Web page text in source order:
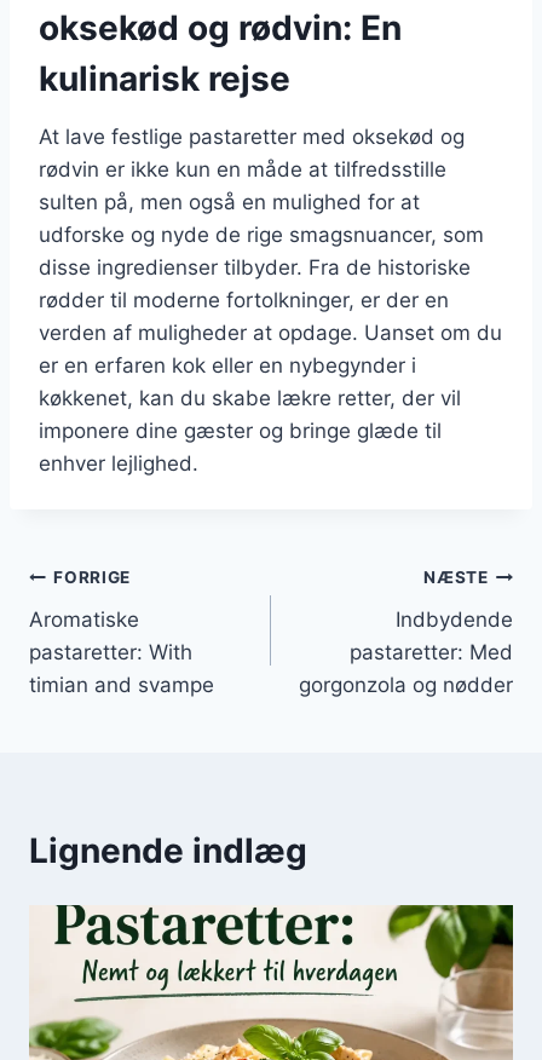
oksekød og rødvin: En
kulinarisk rejse
At lave festlige pastaretter med oksekød og
rødvin er ikke kun en måde at tilfredsstille
sulten på, men også en mulighed for at
udforske og nyde de rige smagsnuancer, som
disse ingredienser tilbyder. Fra de historiske
rødder til moderne fortolkninger, er der en
verden af muligheder at opdage. Uanset om du
er en erfaren kok eller en nybegynder i
køkkenet, kan du skabe lækre retter, der vil
imponere dine gæster og bringe glæde til
enhver lejlighed.
Indlægsnavigation
FORRIGE
Aromatiske
pastaretter: With
timian and svampe
NÆSTE
Indbydende
pastaretter: Med
gorgonzola og nødder
Lignende indlæg